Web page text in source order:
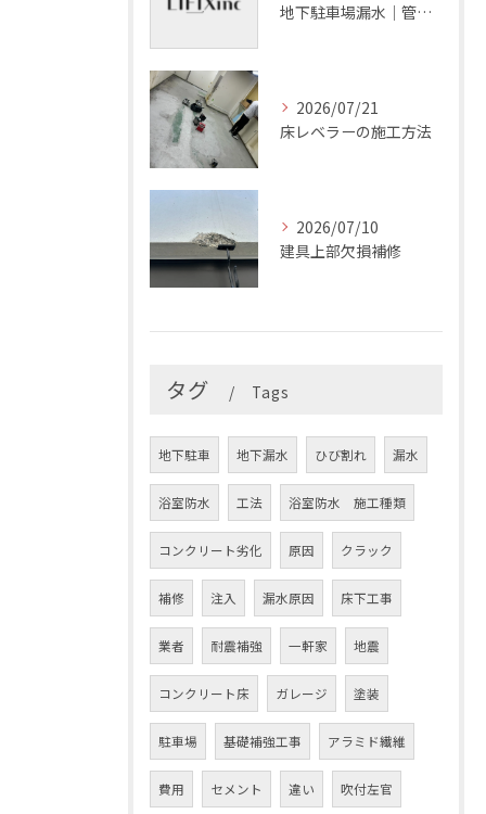
地下駐車場漏水｜管理会社の確認項目
2026/07/21
床レベラーの施工方法
2026/07/10
建具上部欠損補修
タグ Tags
地下駐車 地下漏水 ひび割れ 漏水
浴室防水 工法 浴室防水 施工種類
コンクリート劣化 原因 クラック
補修 注入 漏水原因 床下工事
業者 耐震補強 一軒家 地震
コンクリート床 ガレージ 塗装
駐車場 基礎補強工事 アラミド繊維
費用 セメント 違い 吹付左官